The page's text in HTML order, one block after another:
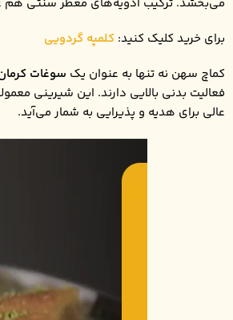
برای خرید کلیک کنید: کلمپه گردویی
کماچ سهن نه تنها به عنوان یک سوغات
فعالیت بدنی بالایی دارند. این شیرینی
عالی برای هدیه و پذیرایی به شمار می‌آید.